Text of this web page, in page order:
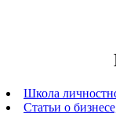
Школа
Статьи о